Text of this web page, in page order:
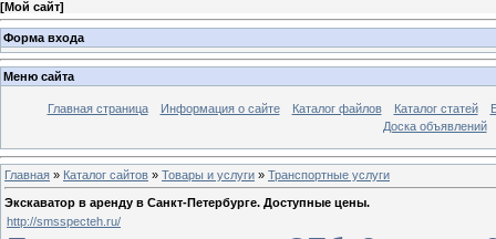
[Мой сайт]
Форма входа
Меню сайта
Главная страница Информация о сайте Каталог файлов Каталог статей
Доска объявлений
Главная » Каталог сайтов » Товары и услуги » Транспортные услуги
Экскаватор в аренду в Санкт-Петербурге. Доступные цены.
http://smsspecteh.ru/